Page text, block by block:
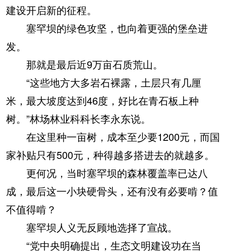
建设开启新的征程。
塞罕坝的绿色攻坚，也向着更强的堡垒进
发。
那就是最后近9万亩石质荒山。
“这些地方大多岩石裸露，土层只有几厘
米，最大坡度达到46度，好比在青石板上种
树。”林场林业科科长李永东说。
在这里种一亩树，成本至少要1200元，而国
家补贴只有500元，种得越多搭进去的就越多。
更何况，当时塞罕坝的森林覆盖率已达八
成，最后这一小块硬骨头，还有没有必要啃？值
不值得啃？
塞罕坝人义无反顾地选择了宣战。
“党中央明确提出，生态文明建设功在当